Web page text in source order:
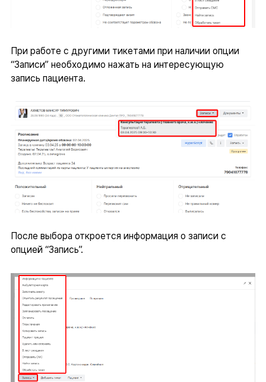
При работе с другими тикетами при наличии опции
“Записи” необходимо нажать на интересующую
запись пациента.
После выбора откроется информация о записи с
опцией “Запись”.